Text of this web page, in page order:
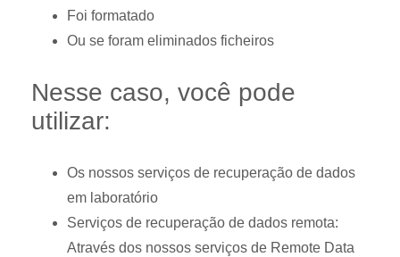
Foi formatado
Ou se foram eliminados ficheiros
Nesse caso, você pode
utilizar:
Os nossos serviços de recuperação de dados
em laboratório
Serviços de recuperação de dados remota:
Através dos nossos serviços de Remote Data